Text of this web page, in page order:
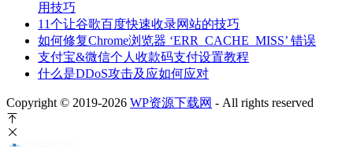
用技巧
11个让谷歌百度快速收录网站的技巧
如何修复Chrome浏览器 ‘ERR_CACHE_MISS’ 错误
支付宝&微信个人收款码支付设置教程
什么是DDoS攻击及应如何应对
Copyright © 2019-2026 WP资源下载网 - All rights reserved